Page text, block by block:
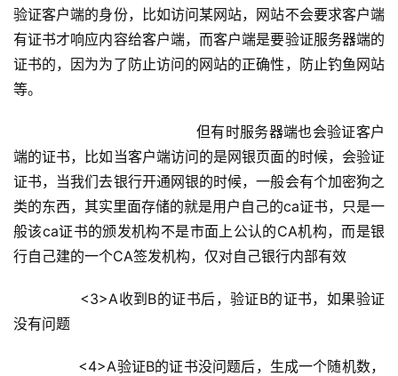
验证客户端的身份，比如访问某网站，网站不会要求客户端
有证书才响应内容给客户端，而客户端是要验证服务器端的
证书的，因为为了防止访问的网站的正确性，防止钓鱼网站
等。
端的证书，比如当客户端访问的是网银页面的时候，会验证
证书，当我们去银行开通网银的时候，一般会有个加密狗之
类的东西，其实里面存储的就是用户自己的ca证书，只是一
般该ca证书的颁发机构不是市面上公认的CA机构，而是银
行自己建的一个CA签发机构，仅对自己银行内部有效
<3>A收到B的证书后，验证B的证书，如果验证
没有问题
<4>A验证B的证书没问题后，生成一个随机数，